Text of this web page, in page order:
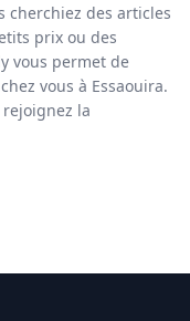
cherchiez des articles
prix ou des
vous permet de
vous à Essaouira.
la